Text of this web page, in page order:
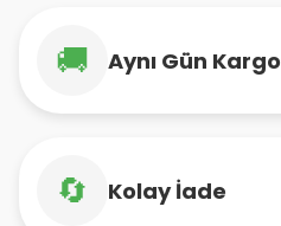
🚚 Aynı Gün Kargo
🔄 Kolay İade